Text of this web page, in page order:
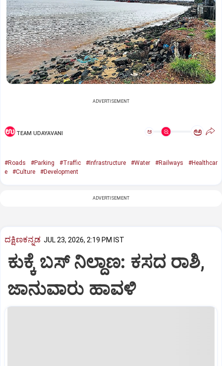
ADVERTISEMENT
TEAM UDAYAVANI ಅ ಅ
#Roads #Parking #Traffic #Infrastructure #Water #Railways
#Healthcar
e
#Culture #Development
ADVERTISEMENT
ದಕ್ಷಿಣಕನ್ನಡ JUL 23, 2026, 2:19 PM IST
ಕುಕ್ಕೆ ಬಸ್ ನಿಲ್ದಾಣ: ಕಸದ ರಾಶಿ,
ಜಾನುವಾರು ಹಾವಳಿ